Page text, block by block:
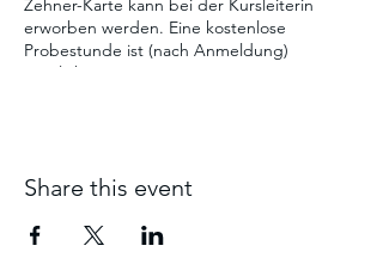
Zehner-Karte kann bei der Kursleiterin
erworben werden. Eine kostenlose
Probestunde ist (nach Anmeldung)
möglich.
und Kind. Vertrauen wird vertieft, mit
Lösungen gesucht und gleichzeitig das
Share this event